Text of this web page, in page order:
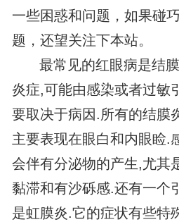
一些困惑和问题，如果碰
题，还望关注下本站。
最常见的红眼病是结
炎症,可能由感染或者过敏
要取决于病因.所有的结膜
主要表现在眼白和内眼睑.
会伴有分泌物的产生,尤其
黏滞和有沙砾感.还有一个
是虹膜炎.它的症状有些特